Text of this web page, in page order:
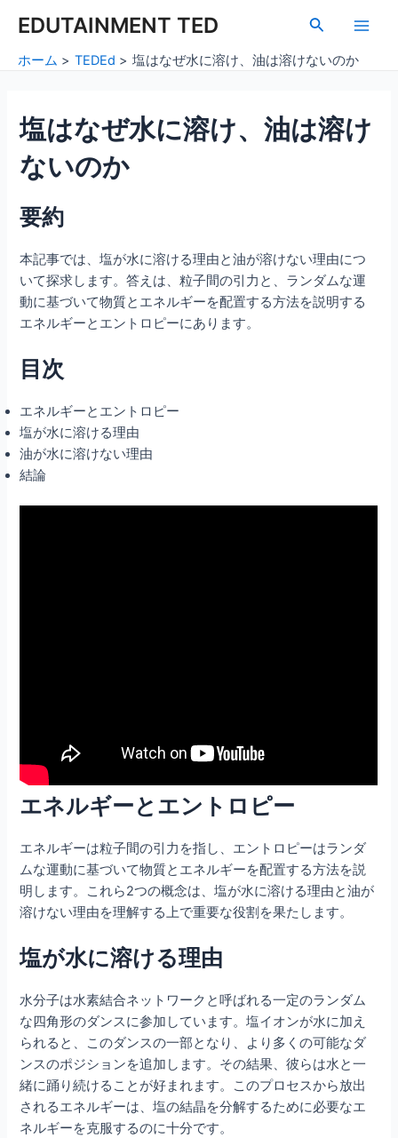
EDUTAINMENT TED
検
Main
ホーム TEDEd 塩はなぜ水に溶け、油は溶けないのか
塩はなぜ水に溶け、油は溶け
ないのか
要約
本記事では、塩が水に溶ける理由と油が溶けない理由につ
いて探求します。答えは、粒子間の引力と、ランダムな運
動に基づいて物質とエネルギーを配置する方法を説明する
エネルギーとエントロピーにあります。
目次
エネルギーとエントロピー
塩が水に溶ける理由
油が水に溶けない理由
結論
エネルギーとエントロピー
エネルギーは粒子間の引力を指し、エントロピーはランダ
ムな運動に基づいて物質とエネルギーを配置する方法を説
明します。これら2つの概念は、塩が水に溶ける理由と油が
溶けない理由を理解する上で重要な役割を果たします。
塩が水に溶ける理由
水分子は水素結合ネットワークと呼ばれる一定のランダム
な四角形のダンスに参加しています。塩イオンが水に加え
られると、このダンスの一部となり、より多くの可能なダ
ンスのポジションを追加します。その結果、彼らは水と一
緒に踊り続けることが好まれます。このプロセスから放出
されるエネルギーは、塩の結晶を分解するために必要なエ
ネルギーを克服するのに十分です。
navigation